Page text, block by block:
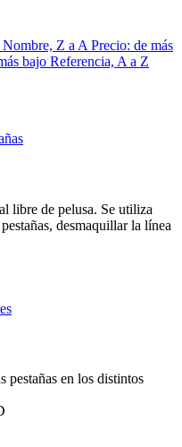
Nombre, Z a APrecio: de más
bajo Referencia, A a Z
libre de pelusa. Se utiliza
desmaquillar la línea
pestañas en los distintos